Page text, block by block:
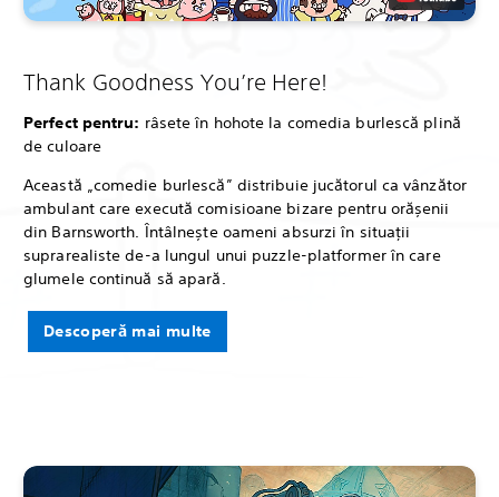
Thank Goodness You’re Here!
Perfect pentru: râsete în hohote la comedia burlescă plină
de culoare
Această „comedie burlescă” distribuie jucătorul ca vânzător
ambulant care execută comisioane bizare pentru orășenii
din Barnsworth. Întâlnește oameni absurzi în situații
suprarealiste de-a lungul unui puzzle-platformer în care
glumele continuă să apară.
Descoperă mai multe